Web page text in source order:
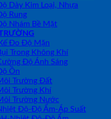
Dày Kim Loại, Nhựa
Rung
Nhám Bề Mặt
Đo Độ Mặn
Trong Không Khí
Độ Ánh Sáng
Ồn
Trường Đất
Trường Khí
Trường Nước
Độ-Độ Ẩm-Áp Suất